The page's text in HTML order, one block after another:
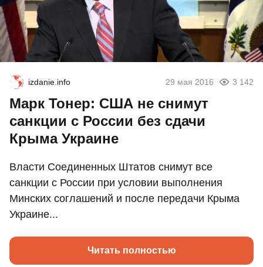
izdanie.info 29 мая 2016 3 142
Марк Тонер: США не снимут
санкции с России без сдачи
Крыма Украине
Власти Соединенных Штатов снимут все
санкции с России при условии выполнения
Минских соглашений и после передачи Крыма
Украине...
Читать полностью